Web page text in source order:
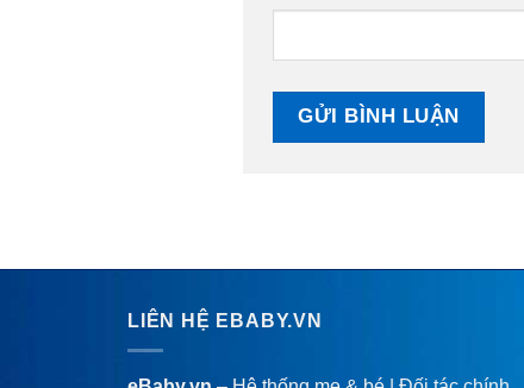
LIÊN HỆ EBABY.VN